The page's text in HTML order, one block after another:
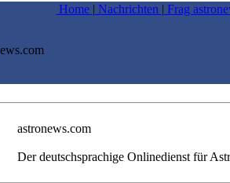
Home | Nachrichten | Frag
astronews.com
Der deutschsprachige Onlinedienst für